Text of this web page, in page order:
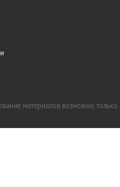
материалов возможно